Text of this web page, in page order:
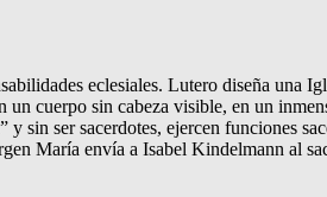
eclesiales. Lutero diseña una
cuerpo sin cabeza visible, en un
sin ser sacerdotes, ejercen funciones
María envía a Isabel Kindelmann al